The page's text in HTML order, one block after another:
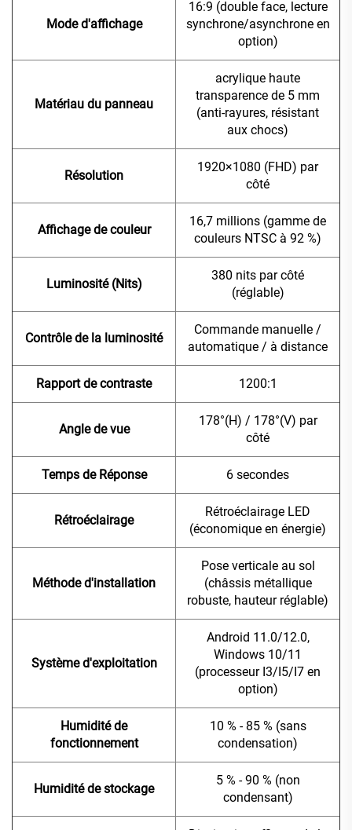
Mode d'affichage
16:9 (double face, lecture
synchrone/asynchrone en
option)
Matériau du panneau
acrylique haute
transparence de 5 mm
(anti-rayures, résistant
aux chocs)
Résolution
1920×1080 (FHD) par
côté
Affichage de couleur
16,7 millions (gamme de
couleurs NTSC à 92 %)
Luminosité (Nits)
380 nits par côté
(réglable)
Contrôle de la luminosité
Commande manuelle /
automatique / à distance
Rapport de contraste 1200:1
Angle de vue
178°(H) / 178°(V) par
côté
Temps de Réponse 6 secondes
Rétroéclairage
Rétroéclairage LED
(économique en énergie)
Méthode d'installation
Pose verticale au sol
(châssis métallique
robuste, hauteur réglable)
Système d'exploitation
Android 11.0/12.0,
Windows 10/11
(processeur I3/I5/I7 en
option)
Humidité de
fonctionnement
10 % - 85 % (sans
condensation)
Humidité de stockage
5 % - 90 % (non
condensant)